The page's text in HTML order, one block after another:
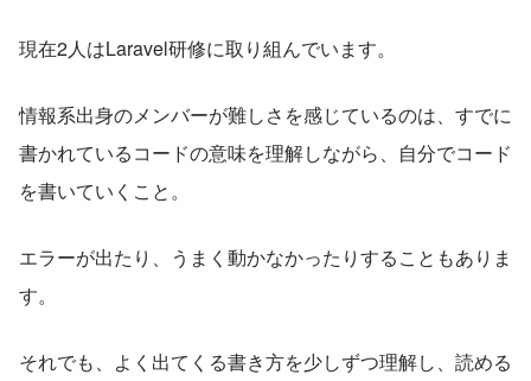
現在2人はLaravel研修に取り組んでいます。
情報系出身のメンバーが難しさを感じているのは、すでに
書かれているコードの意味を理解しながら、自分でコード
を書いていくこと。
エラーが出たり、うまく動かなかったりすることもありま
す。
それでも、よく出てくる書き方を少しずつ理解し、読める